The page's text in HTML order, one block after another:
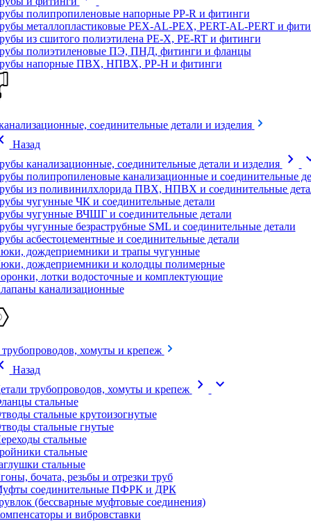
полипропиленовые напорные PP-R и фитинги
металлопластиковые PEX-AL-PEX, PERT-AL-PERT и
из сшитого полиэтилена PE-X, PE-RT и фитинги
полиэтиленовые ПЭ, ПНД, фитинги и фланцы
напорные ПВХ, НПВХ, PP-H и фитинги
соединительные детали и изделия
Назад
канализационные, соединительные детали и изделия
chevron_right
полипропиленовые канализационные и соединительные
из поливинилхлорида ПВХ, НПВХ и соединительные
чугунные ЧК и соединительные детали
чугунные ВЧШГ и соединительные детали
чугунные безраструбные SML и соединительные детали
асбестоцементные и соединительные детали
дождеприемники и трапы чугунные
дождеприемники и колодцы полимерные
лотки водосточные и комплектующие
канализационные
трубопроводов, хомуты и крепеж
Назад
трубопроводов, хомуты и крепеж
chevron_right expand_more
стальные
стальные крутоизогнутые
стальные гнутые
стальные
стальные
стальные
бочата, резьбы и отрезки труб
соединительные ПФРК и ДРК
(бессварные муфтовые соединения)
и вибровставки